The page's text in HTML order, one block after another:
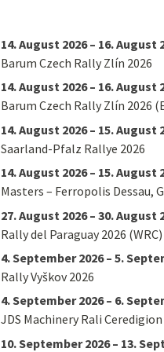
14. August 2026 – 16. August
Barum Czech Rally Zlín 2026
14. August 2026 – 16. August
Barum Czech Rally Zlín 2026
14. August 2026 – 15. August
Saarland-Pfalz Rallye 2026
14. August 2026 – 15. August
Masters – Ferropolis Dessau,
27. August 2026 – 30. August
Rally del Paraguay 2026 (WRC)
4. September 2026 – 5.
Rally Vyškov 2026
4. September 2026 – 6.
JDS Machinery Rali Ceredigion
10. September 2026 – 13.